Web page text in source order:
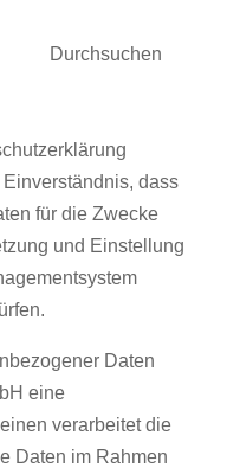
Durchsuchen
dass
für die Zwecke
und Einstellung
Daten
eine
verarbeitet die
Daten im Rahmen